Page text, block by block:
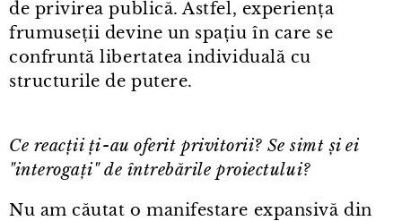
de privirea publică. Astfel, experiența
frumuseții devine un spațiu în care se
confruntă libertatea individuală cu
structurile de putere.
Ce reacții ți⁠-⁠au oferit privitorii? Se simt și ei
"interogați" de întrebările proiectului?
Nu am căutat o manifestare expansivă din